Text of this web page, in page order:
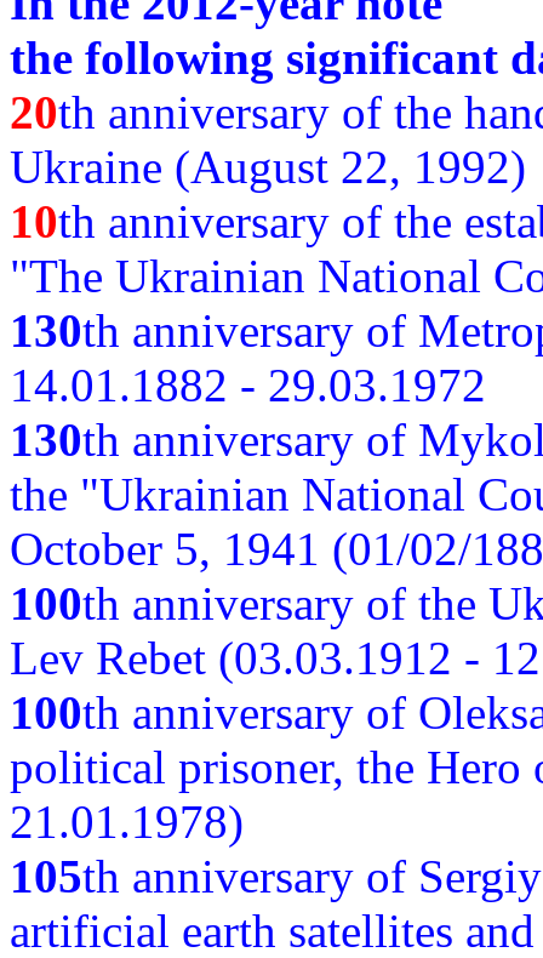
the following significant
20th anniversary of the
Ukraine (August 22, 1992)
10th anniversary of the
"The Ukrainian National
130th anniversary of
14.01.1882 - 29.03.1972
130th anniversary of
the "Ukrainian National
October 5, 1941 (01/02/
100th anniversary of the
Lev Rebet (03.03.1912 -
100th anniversary of
political prisoner, the
21.01.1978)
105th anniversary of
artificial earth satellites